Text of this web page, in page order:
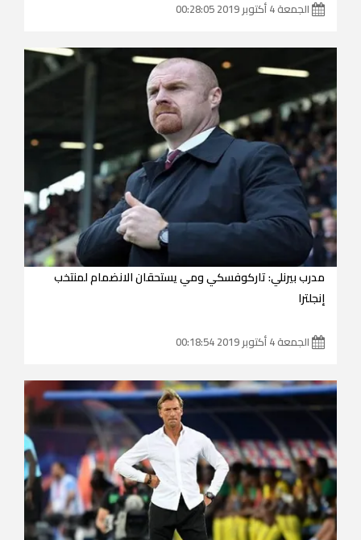
الجمعة 4 أكتوبر 2019 00:28:05
مدرب بيرنلي: تاركوفسكي ومي يستحقان الانضمام لمنتخب
إنجلترا
الجمعة 4 أكتوبر 2019 00:18:54